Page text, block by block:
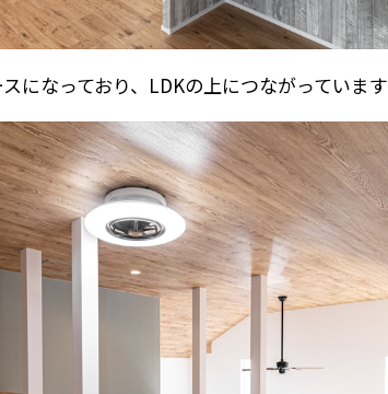
になっており、LDKの上につながっています